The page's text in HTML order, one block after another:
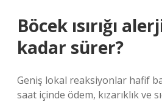
Böcek ısırığı
kadar sürer?
Geniş lokal reaksiyonlar hafif
saat içinde ödem, kızarıklık ve